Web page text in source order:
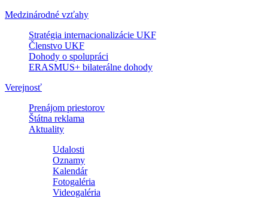
Medzinárodné vzťahy
Stratégia internacionalizácie UKF
Členstvo UKF
Dohody o spolupráci
ERASMUS+ bilaterálne dohody
Verejnosť
Prenájom priestorov
Štátna reklama
Aktuality
Udalosti
Oznamy
Kalendár
Fotogaléria
Videogaléria